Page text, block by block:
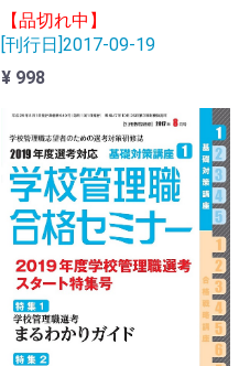
【品切れ中】
[刊行日]2017-09-19
¥ 998